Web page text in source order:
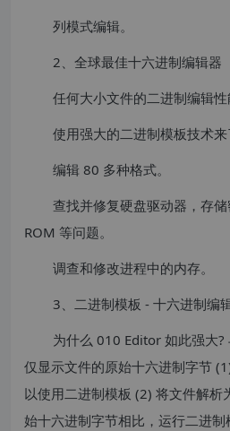
列模式编辑。
2、全球最佳十六进制编辑器
任何大小文件的二进制编辑性
使用强大的二进制模板技术来
编辑 80 多种格式。
查找并修复硬盘驱动器，存
ROM 等问题。
调查和修改进程中的内存。
3、二进制模板 - 十六进制编
为什么 010 Editor 如此强大
仅显示文件的原始十六进制字节
以使用二进制模板 (2) 将文件解析
始十六进制字节相比，运行二进